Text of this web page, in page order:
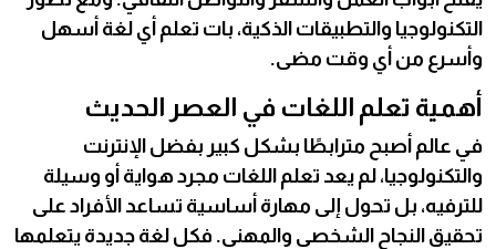
التكنولوجيا والتطبيقات الذكية، بات تعلم أي لغة أسهل
وأسرع من أي وقت مضى.
أهمية تعلم اللغات في العصر الحديث
في عالم أصبح مترابطًا بشكل كبير بفضل الإنترنت
والتكنولوجيا، لم يعد تعلم اللغات مجرد هواية أو وسيلة
للترفيه، بل تحول إلى مهارة أساسية تساعد الأفراد على
تحقيق النجاح الشخصي والمهني. فكل لغة جديدة يتعلمها